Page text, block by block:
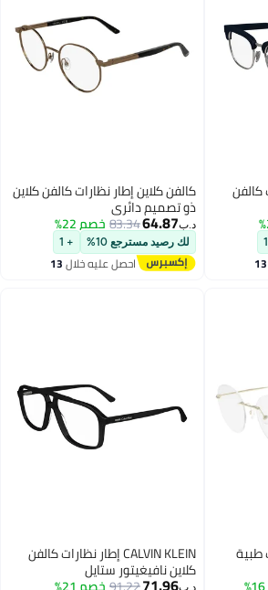
كالفن كلاين إطار نظارات كالفن كلاين
ذو تصميم دائري
د.ب‏ 83.34خصم 22%
لك رصيد مسترجع 10% + 1
احصل عليه خلال13
اغسطس
CALVIN KLEIN إطار نظارات كالفن
كلاين نافيغيتور ستايل
د.ب‏